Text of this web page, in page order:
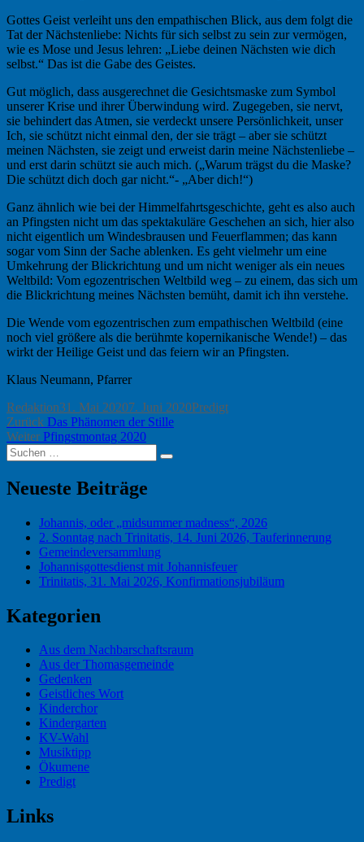
Gottes Geist verleiht uns den empathischen Blick, aus dem folgt die
Tat der Nächstenliebe: Nichts für sich selbst zu sein zur vermögen,
wie es Mose und Jesus lehren: „Liebe deinen Nächsten wie dich
selbst.“ Das ist die Gabe des Geistes.
Gut möglich, dass ausgerechnet die Gesichtsmaske zum Symbol
unserer Krise und ihrer Überwindung wird. Zugegeben, sie nervt,
sie behindert das Atmen, sie verdeckt unsere Persönlichkeit, unser
Ich, sie schützt nicht einmal den, der sie trägt – aber sie schützt
meinen Nächsten, sie zeigt und erweist darin meine Nächstenliebe –
und erst darin schützt sie auch mich. („Warum trägst du die Maske?
Die schützt dich doch gar nicht.“- „Aber dich!“)
Ganz ähnlich wie bei der Himmelfahrtsgeschichte, geht es also auch
an Pfingsten nicht um das spektakuläre Geschehen an sich, hier also
nicht eigentlich um Windesbrausen und Feuerflammen; das kann
sogar vom Sinn der Sache ablenken. Es geht vielmehr um eine
Umkehrung der Blickrichtung und um nicht weniger als ein neues
Weltbild: Vom egozentrischen Weltbild weg – zu einem, das sich um
die Blickrichtung meines Nächsten bemüht, damit ich ihn verstehe.
Die Wende vom egozentrischen zum empathischen Weltbild (eine
noch viel größere als die berühmte kopernikanische Wende!) – das
wirkt der Heilige Geist und das feiern wir an Pfingsten.
Klaus Neumann, Pfarrer
Autor
RedaktionVeröffentlicht
am
31. Mai 20207. Juni 2020Kategorien
Predigt
Beitragsnavigation
Zurück Vorheriger
Beitrag:
Das Phänomen der Stille
Weiter Nächster
Beitrag:
Pfingstmontag 2020
Suchen
nach:
Suchen
Neueste Beiträge
Johannis, oder „midsummer madness“, 2026
2. Sonntag nach Trinitatis, 14. Juni 2026, Tauferinnerung
Gemeindeversammlung
Johannisgottesdienst mit Johannisfeuer
Trinitatis, 31. Mai 2026, Konfirmationsjubiläum
Kategorien
Aus dem Nachbarschaftsraum
Aus der Thomasgemeinde
Gedenken
Geistliches Wort
Kinderchor
Kindergarten
KV-Wahl
Musiktipp
Ökumene
Predigt
Links